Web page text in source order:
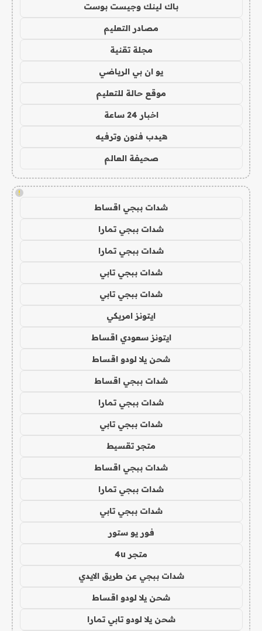
باك لينك وجيست بوست
مصادر التعليم
مجلة تقنية
يو ان بي الرياضي
موقع حالة للتعليم
اخبار 24 ساعة
هيدب فنون وترفيه
صحيفة العالم
!
شدات ببجي اقساط
شدات ببجي تمارا
شدات ببجي تمارا
شدات ببجي تابي
شدات ببجي تابي
ايتونز امريكي
ايتونز سعودي اقساط
شحن يلا لودو اقساط
شدات ببجي اقساط
شدات ببجي تمارا
شدات ببجي تابي
متجر تقسيط
شدات ببجي اقساط
شدات ببجي تمارا
شدات ببجي تابي
فور يو ستور
متجر 4u
شدات ببجي عن طريق الايدي
شحن يلا لودو اقساط
شحن يلا لودو تابي تمارا